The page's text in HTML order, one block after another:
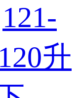
121-
升